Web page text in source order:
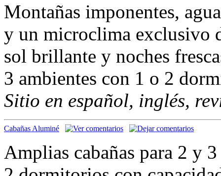
Montañas imponentes,
y un microclima exclusivo
sol brillante y noches
3 ambientes con 1 o 2
Sitio en español, inglés,
Cabañas Aluminé
Amplias cabañas para 2 y